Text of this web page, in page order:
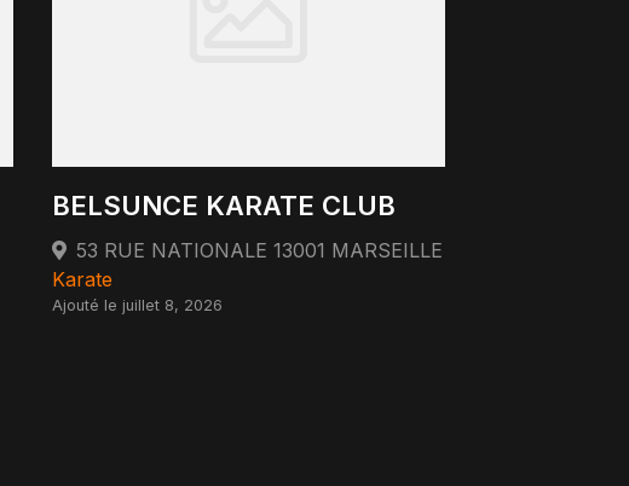
BELSUNCE KARATE CLUB
53 RUE NATIONALE 13001 MARSEILLE
Karate
Ajouté le juillet 8, 2026